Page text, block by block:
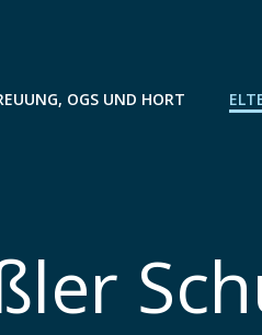
OGS UND HORT